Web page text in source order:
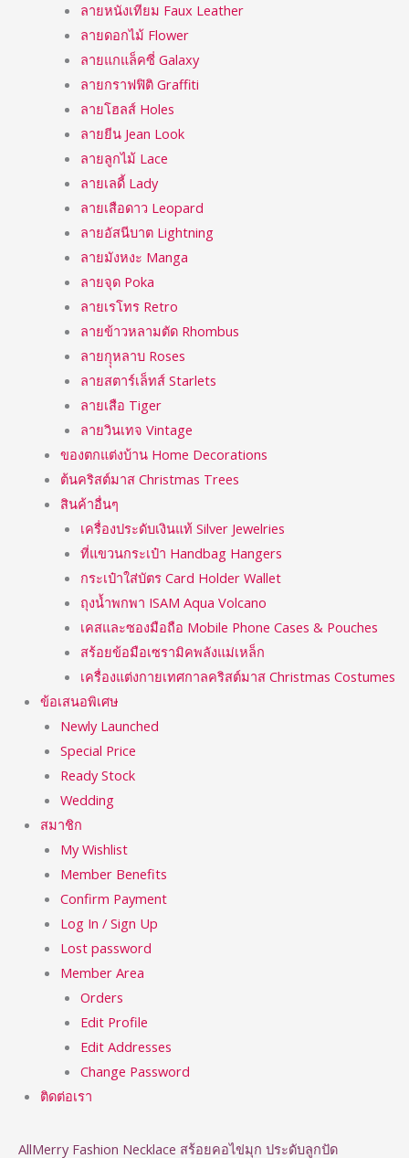
ลายหนังเทียม Faux Leather
ลายดอกไม้ Flower
ลายแกแล็คซี่ Galaxy
ลายกราฟฟิติ Graffiti
ลายโฮลส์ Holes
ลายยีน Jean Look
ลายลูกไม้ Lace
ลายเลดี้ Lady
ลายเสือดาว Leopard
ลายอัสนีบาต Lightning
ลายมังหงะ Manga
ลายจุด Poka
ลายเรโทร Retro
ลายข้าวหลามตัด Rhombus
ลายกุุหลาบ Roses
ลายสตาร์เล็ทส์ Starlets
ลายเสือ Tiger
ลายวินเทจ Vintage
ของตกแต่งบ้าน Home Decorations
ต้นคริสต์มาส Christmas Trees
สินค้าอื่นๆ
เครื่องประดับเงินแท้ Silver Jewelries
ที่แขวนกระเป๋า Handbag Hangers
กระเป๋าใส่บัตร Card Holder Wallet
ถุงน้ำพกพา ISAM Aqua Volcano
เคสและซองมือถือ Mobile Phone Cases & Pouches
สร้อยข้อมือเซรามิคพลังแม่เหล็ก
เครื่องแต่งกายเทศกาลคริสต์มาส Christmas Costumes
ข้อเสนอพิเศษ
Newly Launched
Special Price
Ready Stock
Wedding
สมาชิก
My Wishlist
Member Benefits
Confirm Payment
Log In / Sign Up
Lost password
Member Area
Orders
Edit Profile
Edit Addresses
Change Password
ติดต่อเรา
AllMerry Fashion Necklace สร้อยคอไข่มุก ประดับลูกปัด